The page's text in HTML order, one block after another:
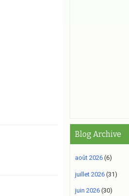
Blog Archive
août 2026(6)
juillet 2026(31)
juin 2026(30)